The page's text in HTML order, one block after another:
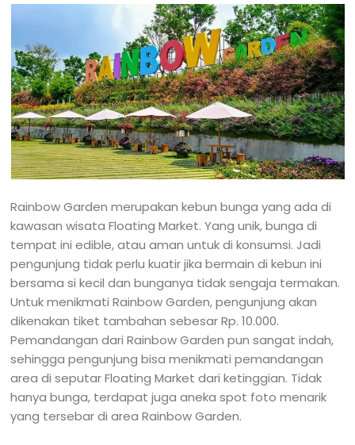
Rainbow Garden merupakan kebun bunga yang ada di
kawasan wisata Floating Market. Yang unik, bunga di
tempat ini edible, atau aman untuk di konsumsi. Jadi
pengunjung tidak perlu kuatir jika bermain di kebun ini
bersama si kecil dan bunganya tidak sengaja termakan.
Untuk menikmati Rainbow Garden, pengunjung akan
dikenakan tiket tambahan sebesar Rp. 10.000.
Pemandangan dari Rainbow Garden pun sangat indah,
sehingga pengunjung bisa menikmati pemandangan
area di seputar Floating Market dari ketinggian. Tidak
hanya bunga, terdapat juga aneka spot foto menarik
yang tersebar di area Rainbow Garden.